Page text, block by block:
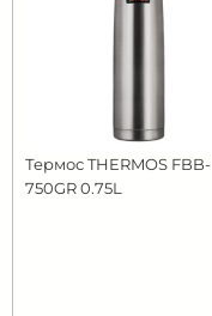
Термос THERMOS FBB-
750GR 0.75L